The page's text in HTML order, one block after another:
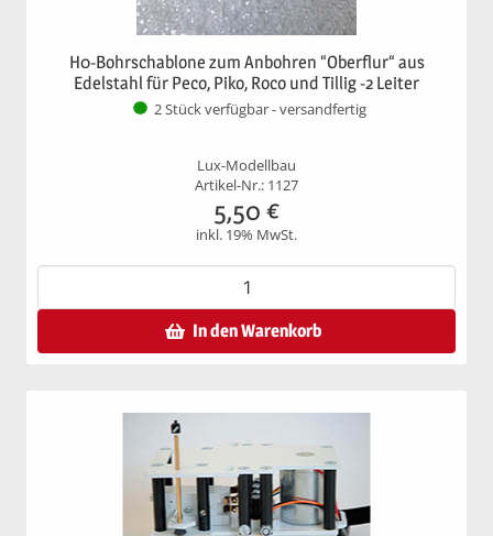
H0-Bohrschablone zum Anbohren “Oberflur“ aus
Edelstahl für Peco, Piko, Roco und Tillig -2 Leiter
2 Stück verfügbar - versandfertig
Lux-Modellbau
Artikel-Nr.: 1127
5,50 €
inkl. 19% MwSt.
In den Warenkorb